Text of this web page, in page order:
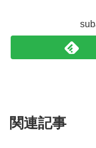
関連記事